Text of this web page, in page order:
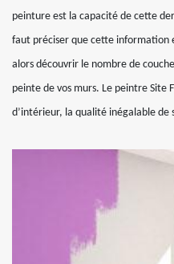
peinture est la capacité de cette
faut préciser que cette information
alors découvrir le nombre de
peinte de vos murs. Le peintre Site
d’intérieur, la qualité inégalable de